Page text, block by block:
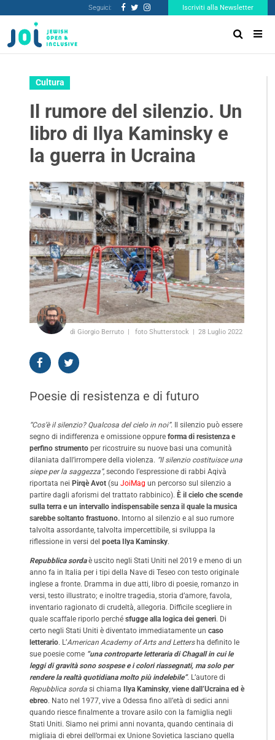
Seguici: Iscriviti alla Newsletter
Cultura
Il rumore del silenzio. Un
libro di Ilya Kaminsky e
la guerra in Ucraina
di Giorgio Berruto foto Shutterstock 28 Luglio 2022
Poesie di resistenza e di futuro
“Cos’è il silenzio? Qualcosa del cielo in noi”. Il silenzio può essere
segno di indifferenza e omissione oppure forma di resistenza e
perfino strumento per ricostruire su nuove basi una comunità
dilaniata dall’irrompere della violenza. “Il silenzio costituisce una
siepe per la saggezza”, secondo l’espressione di rabbi Aqivà
riportata nei Pirqè Avot (su JoiMag un percorso sul silenzio a
partire dagli aforismi del trattato rabbinico). È il cielo che scende
sulla terra e un intervallo indispensabile senza il quale la musica
sarebbe soltanto frastuono. Intorno al silenzio e al suo rumore
talvolta assordante, talvolta impercettibile, si sviluppa la
riflessione in versi del poeta Ilya Kaminsky.
Repubblica sordaè uscito negli Stati Uniti nel 2019 e meno di un
anno fa in Italia per i tipi della Nave di Teseo con testo originale
inglese a fronte. Dramma in due atti, libro di poesie, romanzo in
versi, testo illustrato; e inoltre tragedia, storia d’amore, favola,
inventario ragionato di crudeltà, allegoria. Difficile scegliere in
quale scaffale riporlo perché sfugge alla logica dei generi. Di
certo negli Stati Uniti è diventato immediatamente un caso
letterario. L’American Academy of Arts and Lettersha definito le
sue poesie come “una controparte letteraria di Chagall in cui le
leggi di gravità sono sospese e i colori riassegnati, ma solo per
rendere la realtà quotidiana molto più indelebile”. L’autore di
Repubblica sorda si chiama Ilya Kaminsky, viene dall’Ucraina ed è
ebreo. Nato nel 1977, vive a Odessa fino all’età di sedici anni
quando riesce finalmente a trovare asilo con la famiglia negli
Stati Uniti. Siamo nei primi anni novanta, quando centinaia di
migliaia di ebrei dell’ormai ex Unione Sovietica lasciano quella